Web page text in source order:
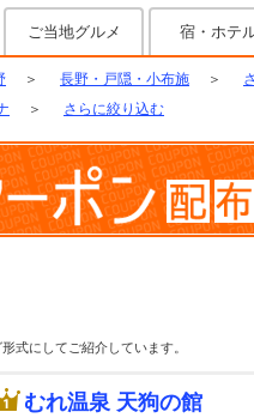
ご当地グルメ 宿・ホテ
＞ 長野・戸隠・小布施 ＞
＞ さらに絞り込む
式にしてご紹介しています。
むれ温泉 天狗の館